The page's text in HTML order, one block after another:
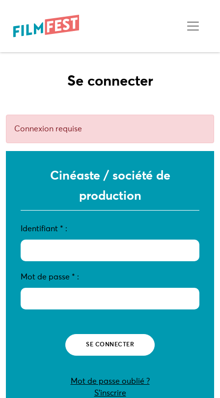
Se connecter
Connexion requise
Cinéaste / société de
production
Identifiant * :
Mot de passe * :
Mot de passe oublié ?
S’inscrire